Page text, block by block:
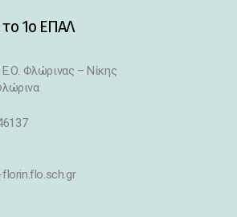
το 1ο ΕΠΑΛ
Φλώρινας – Νίκης